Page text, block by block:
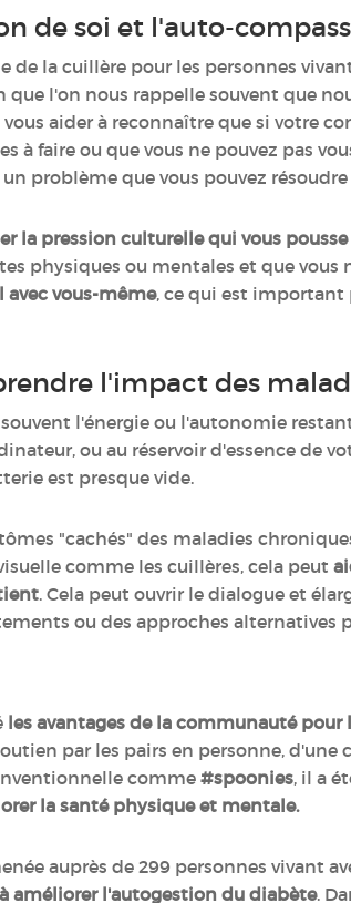
de soi et l'auto-
de la cuillère pour les personnes
que l'on nous rappelle souvent que
aider à reconnaître que si votre
à faire ou que vous ne pouvez pas
un problème que vous pouvez
la pression culturelle qui vous
physiques ou mentales et que
vous-même, ce qui est
l'impact des
l'énergie ou l'autonomie
ou au réservoir d'essence de
est presque vide.
"cachés" des maladies
comme les cuillères, cela peut
. Cela peut ouvrir le dialogue et
ou des approches
les avantages de la communauté
par les pairs en personne,
comme#spoonies, il a
la santé physique et mentale.
auprès de 299 personnes vivant
améliorer l'autogestion du diabète.